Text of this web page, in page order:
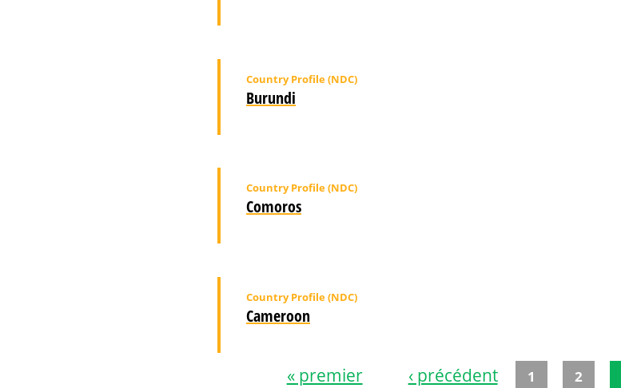
Burundi
Country Profile (NDC)
Comoros
Country Profile (NDC)
Cameroon
Country Profile (NDC)
« premier ‹ précédent 1 2